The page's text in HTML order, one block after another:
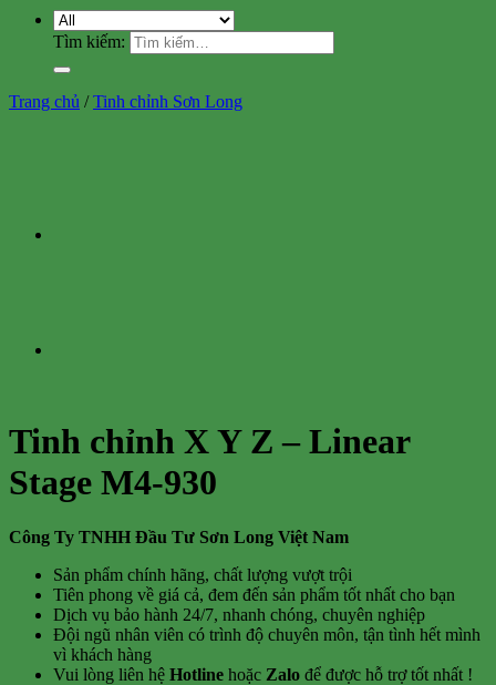
Tìm kiếm:
Trang chủ / Tinh chỉnh Sơn Long
Tinh chỉnh X Y Z – Linear
Stage M4-930
Công Ty TNHH Đầu Tư Sơn Long Việt Nam
Sản phẩm chính hãng, chất lượng vượt trội
Tiên phong về giá cả, đem đến sản phẩm tốt nhất cho bạn
Dịch vụ bảo hành 24/7, nhanh chóng, chuyên nghiệp
Đội ngũ nhân viên có trình độ chuyên môn, tận tình hết mình
vì khách hàng
Vui lòng liên hệ Hotline hoặc Zalo để được hỗ trợ tốt nhất !